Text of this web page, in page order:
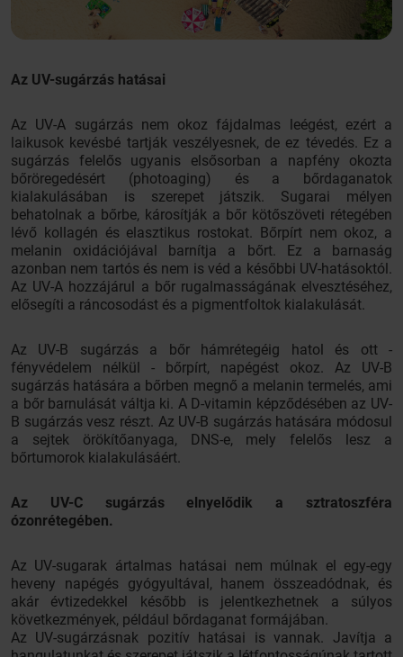
Az UV-sugárzás hatásai
Az UV-A sugárzás nem okoz fájdalmas leégést, ezért a
laikusok kevésbé tartják veszélyesnek, de ez tévedés. Ez a
sugárzás felelős ugyanis elsősorban a napfény okozta
bőröregedésért (photoaging) és a bőrdaganatok
kialakulásában is szerepet játszik. Sugarai mélyen
behatolnak a bőrbe, károsítják a bőr kötőszöveti rétegében
lévő kollagén és elasztikus rostokat. Bőrpírt nem okoz, a
melanin oxidációjával barnítja a bőrt. Ez a barnaság
azonban nem tartós és nem is véd a későbbi UV-hatásoktól.
Az UV-A hozzájárul a bőr rugalmasságának elvesztéséhez,
elősegíti a ráncosodást és a pigmentfoltok kialakulását.
Az UV-B sugárzás a bőr hámrétegéig hatol és ott -
fényvédelem nélkül - bőrpírt, napégést okoz. Az UV-B
sugárzás hatására a bőrben megnő a melanin termelés, ami
a bőr barnulását váltja ki. A D-vitamin képződésében az UV-
B sugárzás vesz részt. Az UV-B sugárzás hatására módosul
a sejtek örökítőanyaga, DNS-e, mely felelős lesz a
bőrtumorok kialakulásáért.
Az UV-C sugárzás elnyelődik a sztratoszféra
ózonrétegében.
Az UV-sugarak ártalmas hatásai nem múlnak el egy-egy
heveny napégés gyógyultával, hanem összeadódnak, és
akár évtizedekkel később is jelentkezhetnek a súlyos
következmények, például bőrdaganat formájában.
Az UV-sugárzásnak pozitív hatásai is vannak. Javítja a